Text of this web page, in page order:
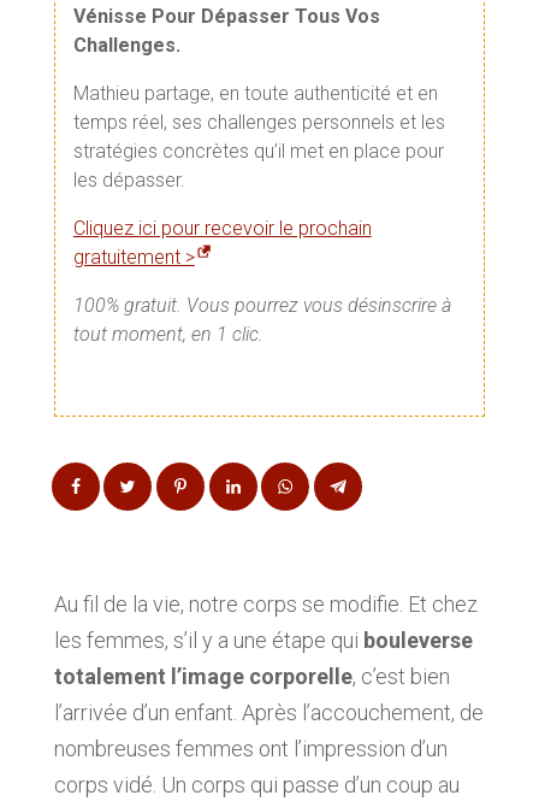
Vénisse Pour Dépasser Tous Vos
Challenges.
Mathieu partage, en toute authenticité et en
temps réel, ses challenges personnels et les
stratégies concrètes qu’il met en place pour
les dépasser.
Cliquez ici pour recevoir le prochain
gratuitement >
100% gratuit. Vous pourrez vous désinscrire à
tout moment, en 1 clic.
Au fil de la vie, notre corps se modifie. Et chez
les femmes, s’il y a une étape qui bouleverse
totalement l’image corporelle, c’est bien
l’arrivée d’un enfant. Après l’accouchement, de
nombreuses femmes ont l’impression d’un
corps vidé. Un corps qui passe d’un coup au